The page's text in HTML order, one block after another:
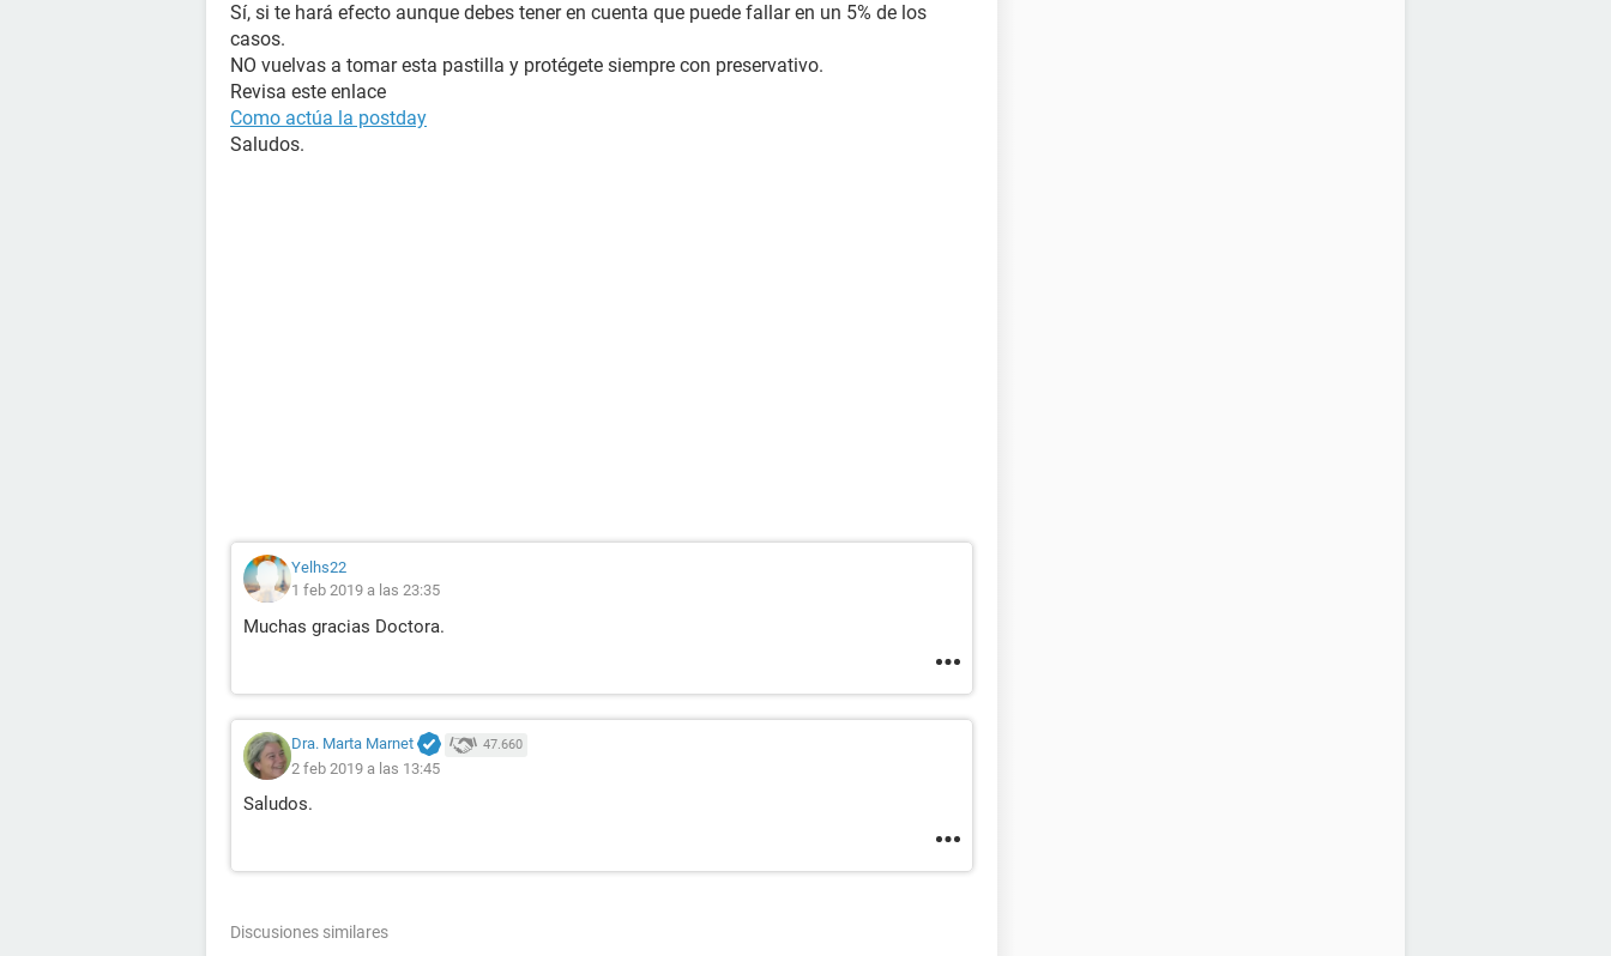
Sí, si te hará efecto aunque debes tener en cuenta que puede fallar en un 5% de los
casos.
NO vuelvas a tomar esta pastilla y protégete siempre con preservativo.
Revisa este enlace
Como actúa la postday
Saludos.
Yelhs22
1 feb 2019 a las 23:35
Muchas gracias Doctora.
Dra. Marta Marnet 47.660
2 feb 2019 a las 13:45
Saludos.
Discusiones similares